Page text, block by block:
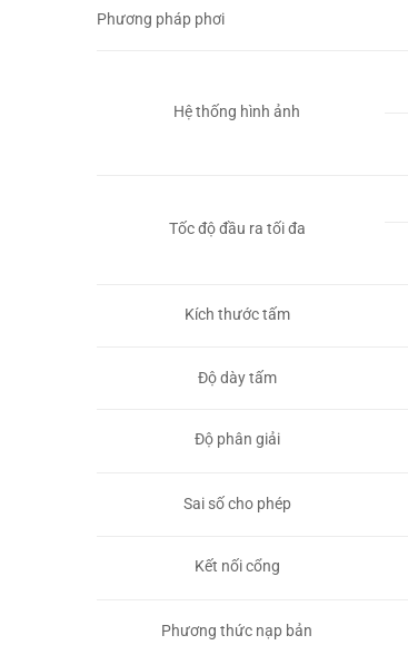
Phương pháp phơi
Hệ thống hình ảnh
Tốc độ đầu ra tối đa
Kích thước tấm
Độ dày tấm
Độ phân giải
Sai số cho phép
Kết nối cổng
Phương thức nạp bản